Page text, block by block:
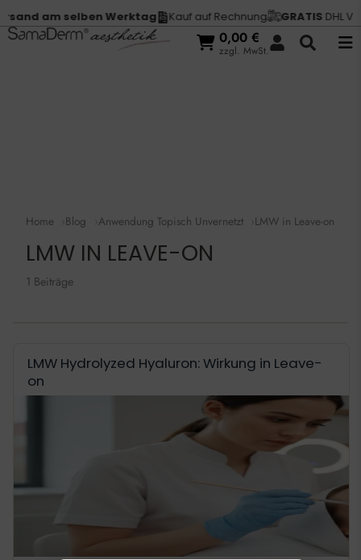
am selben Werktag Kauf auf Rechnung GRATISDHL
0,00 €
zzgl. MwSt.
Home Blog Anwendung Topisch Unvernetzt LMW in Leave-on
LMW IN LEAVE-ON
1 Beiträge
LMW Hydrolyzed Hyaluron: Wirkung in Leave-
on